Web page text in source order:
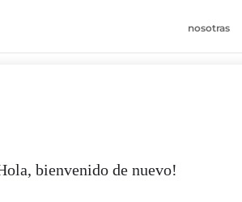
nosotras
bienvenido de nuevo!